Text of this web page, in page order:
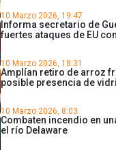
10 Marzo 2026, 19:47
Informa secretario de
fuertes ataques de EU
10 Marzo 2026, 18:31
Amplían retiro de arroz
posible presencia de
10 Marzo 2026, 8:03
Combaten incendio en
el río Delaware